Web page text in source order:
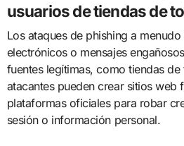
usuarios de tiendas de
Los ataques de phishing a
electrónicos o mensajes
fuentes legítimas, como tiendas
atacantes pueden crear sitios web
plataformas oficiales para robar
sesión o información personal.